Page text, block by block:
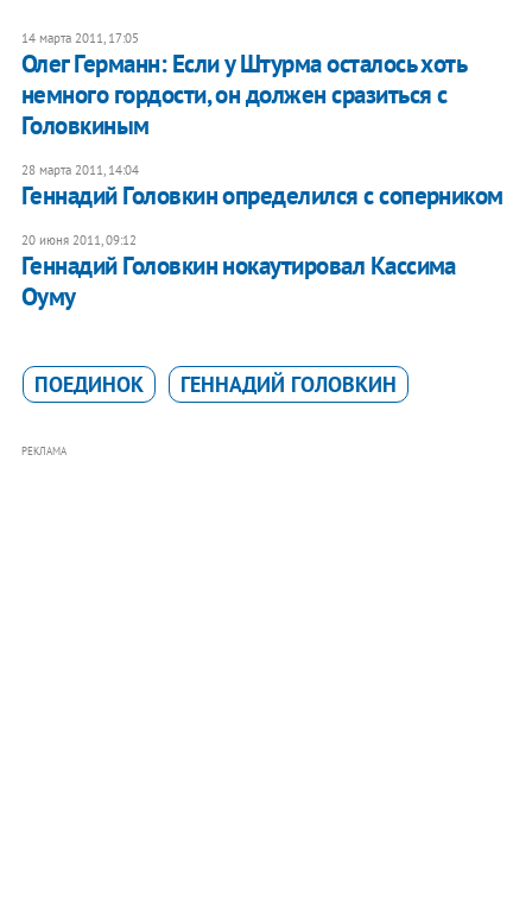
14 марта 2011, 17:05
Олег Германн: Если у Штурма осталось хоть
немного гордости, он должен сразиться с
Головкиным
28 марта 2011, 14:04
Геннадий Головкин определился с соперником
20 июня 2011, 09:12
Геннадий Головкин нокаутировал Кассима
Оуму
ПОЕДИНОК ГЕННАДИЙ ГОЛОВКИН
РЕКЛАМА